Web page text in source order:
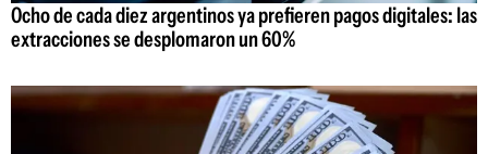
Ocho de cada diez argentinos ya prefieren pagos digitales: las
extracciones se desplomaron un 60%